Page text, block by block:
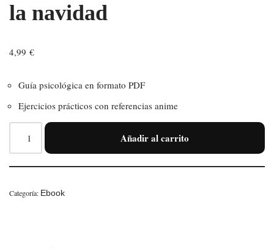
la navidad
4,99 €
Guía psicológica en formato PDF
Ejercicios prácticos con referencias anime
Añadir al carrito
Categoría: Ebook